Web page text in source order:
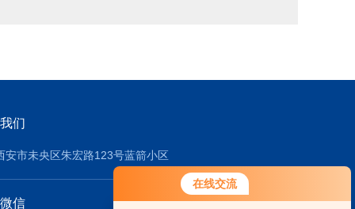
在线交流
们
安市未央区朱宏路123号蓝箭小区
信